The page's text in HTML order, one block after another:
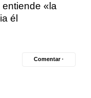
«la
él
Comentar ·